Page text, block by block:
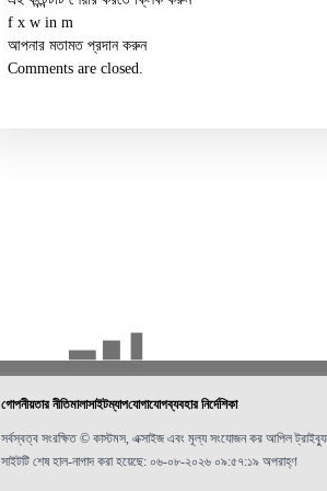
f x w in m
আপনার মতামত প্রদান করুন
Comments are closed.
গোপনীয়তার নীতিমালাসাইটম্যাপযোগাযোগব্যবহার নির্দেশিকা
সর্বস্বত্ব সংরক্ষিত © কাস্টমস, এক্সাইজ এবং মূল্য সংযোজন কর আপিল
সাইটটি শেষ হাল-নাগাদ করা হয়েছে: ০৬-০৮-২০২৬ ০৯:৫৭:১৯ অপরাহ্ণ